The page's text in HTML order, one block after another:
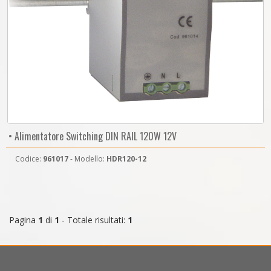
• Alimentatore Switching DIN RAIL 120W 12V
Codice: 961017- Modello: HDR120-12
Pagina 1 di 1 - Totale risultati: 1